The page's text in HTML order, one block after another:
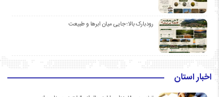
رودبارک بالا؛ جایی میان ابرها و طبیعت
اخبار استان